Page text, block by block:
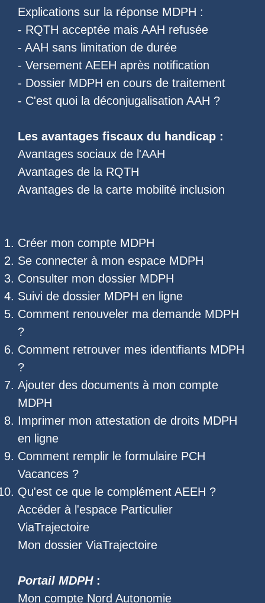
Explications sur la réponse MDPH :
- RQTH acceptée mais AAH refusée
- AAH sans limitation de durée
- Versement AEEH après notification
- Dossier MDPH en cours de traitement
- C'est quoi la déconjugalisation AAH ?
Les avantages fiscaux du handicap :
Avantages sociaux de l'AAH
Avantages de la RQTH
Avantages de la carte mobilité inclusion
Créer mon compte MDPH
Se connecter à mon espace MDPH
Consulter mon dossier MDPH
Suivi de dossier MDPH en ligne
Comment renouveler ma demande MDPH
?
Comment retrouver mes identifiants MDPH
?
Ajouter des documents à mon compte
MDPH
Imprimer mon attestation de droits MDPH
en ligne
Comment remplir le formulaire PCH
Vacances ?
Qu'est ce que le complément AEEH ?
Accéder à l'espace Particulier
ViaTrajectoire
Mon dossier ViaTrajectoire
Portail MDPH:
Mon compte Nord Autonomie